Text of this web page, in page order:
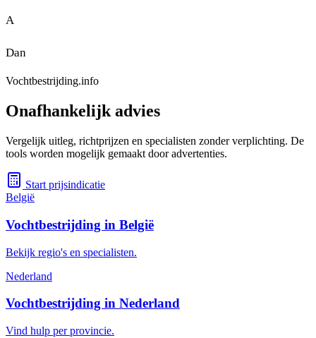
A
Dan
Vochtbestrijding.info
Onafhankelijk advies
Vergelijk uitleg, richtprijzen en specialisten zonder verplichting. De
tools worden mogelijk gemaakt door advertenties.
Start prijsindicatie
België
Vochtbestrijding in België
Bekijk regio's en specialisten.
Nederland
Vochtbestrijding in Nederland
Vind hulp per provincie.